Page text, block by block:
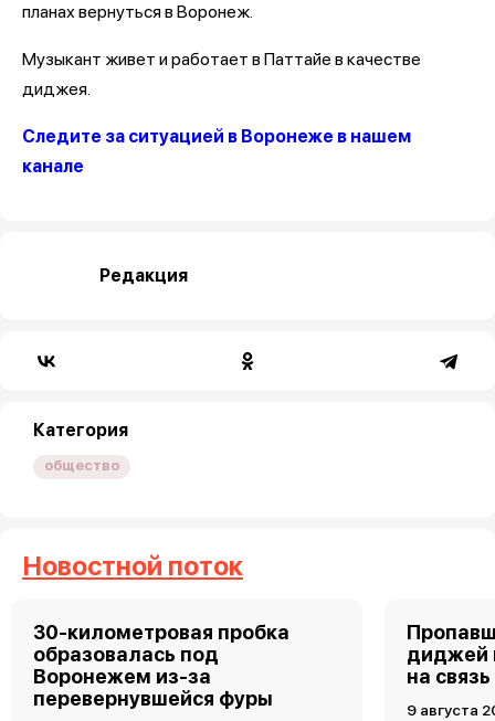
планах вернуться в Воронеж.
Музыкант живет и работает в Паттайе в качестве
диджея.
Следите за ситуацией в Воронеже в нашем
канале
Редакция
Категория
общество
Новостной поток
30-километровая пробка
образовалась под
Воронежем из-за
перевернувшейся фуры
диджей
на связь
9 августа